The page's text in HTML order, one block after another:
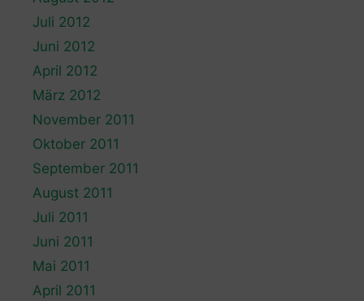
Juli 2012
Juni 2012
April 2012
März 2012
November 2011
Oktober 2011
September 2011
August 2011
Juli 2011
Juni 2011
Mai 2011
April 2011